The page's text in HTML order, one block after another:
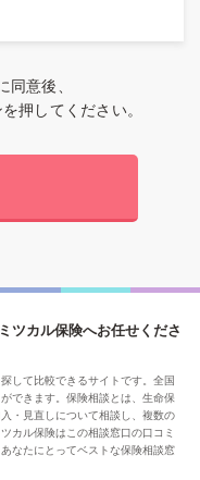
同意後、
押してください。
ツカル保険へお任せくださ
して比較できるサイトです。全国
できます。保険相談とは、生命保
・見直しについて相談し、複数の
カル保険はこの相談窓口の口コミ
なたにとってベストな保険相談窓